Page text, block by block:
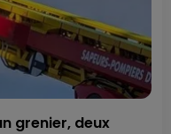
grenier, deux